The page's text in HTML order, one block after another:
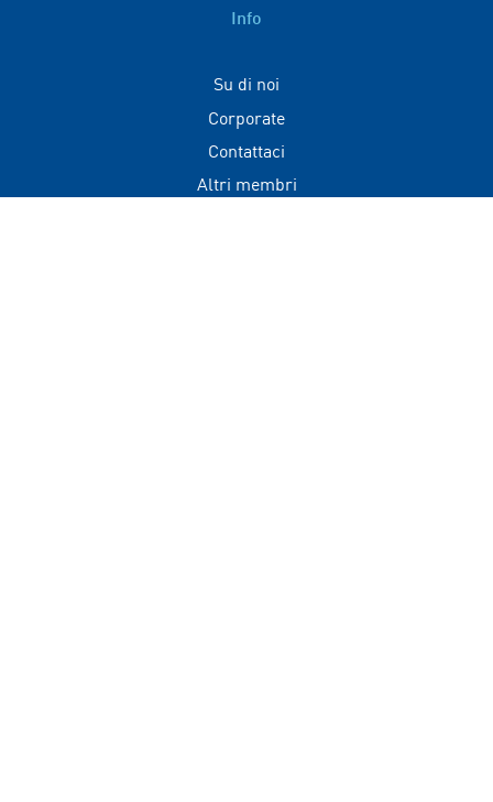
Info
Su di noi
Corporate
Contattaci
Altri membri